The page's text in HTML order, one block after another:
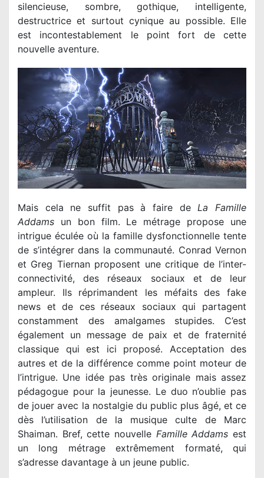
silencieuse, sombre, gothique, intelligente,
destructrice et surtout cynique au possible. Elle
est incontestablement le point fort de cette
nouvelle aventure.
Mais cela ne suffit pas à faire de La Famille
Addams un bon film. Le métrage propose une
intrigue éculée où la famille dysfonctionnelle tente
de s’intégrer dans la communauté. Conrad Vernon
et Greg Tiernan proposent une critique de l’inter-
connectivité, des réseaux sociaux et de leur
ampleur. Ils réprimandent les méfaits des fake
news et de ces réseaux sociaux qui partagent
constamment des amalgames stupides. C’est
également un message de paix et de fraternité
classique qui est ici proposé. Acceptation des
autres et de la différence comme point moteur de
l’intrigue. Une idée pas très originale mais assez
pédagogue pour la jeunesse. Le duo n’oublie pas
de jouer avec la nostalgie du public plus âgé, et ce
dès l’utilisation de la musique culte de Marc
Shaiman. Bref, cette nouvelle Famille Addams est
un long métrage extrêmement formaté, qui
s’adresse davantage à un jeune public.